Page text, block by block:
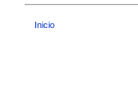
Inicio